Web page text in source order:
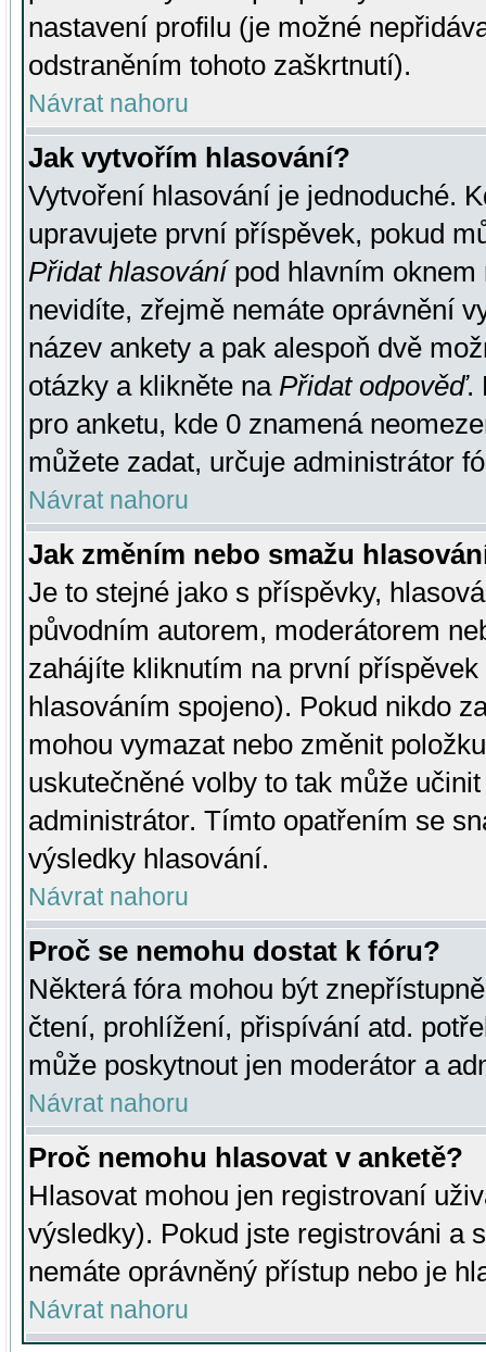
nastavení profilu (je možné
odstraněním tohoto zaškrtnutí).
Návrat nahoru
Jak vytvořím hlasování?
Vytvoření hlasování je jednoduché.
upravujete první příspěvek, pokud
Přidat hlasovánípod hlavním oknem
nevidíte, zřejmě nemáte oprávnění
název ankety a pak alespoň dvě
otázky a klikněte na Přidat odpověď.
pro anketu, kde 0 znamená
můžete zadat, určuje administrátor
Návrat nahoru
Jak změním nebo smažu
Je to stejné jako s příspěvky,
původním autorem, moderátorem
zahájíte kliknutím na první
hlasováním spojeno). Pokud nikdo
mohou vymazat nebo změnit
uskutečněné volby to tak může
administrátor. Tímto opatřením se
výsledky hlasování.
Návrat nahoru
Proč se nemohu dostat k fóru?
Některá fóra mohou být
čtení, prohlížení, přispívání atd.
může poskytnout jen moderátor a
Návrat nahoru
Proč nemohu hlasovat v anketě?
Hlasovat mohou jen registrovaní
výsledky). Pokud jste registrováni a
nemáte oprávněný přístup nebo je
Návrat nahoru